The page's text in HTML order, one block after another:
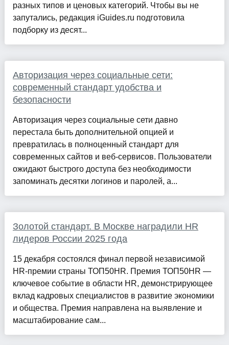
разных типов и ценовых категорий. Чтобы вы не
запутались, редакция iGuides.ru подготовила
подборку из десят...
Авторизация через социальные сети:
современный стандарт удобства и
безопасности
Авторизация через социальные сети давно
перестала быть дополнительной опцией и
превратилась в полноценный стандарт для
современных сайтов и веб-сервисов. Пользователи
ожидают быстрого доступа без необходимости
запоминать десятки логинов и паролей, а...
Золотой стандарт. В Москве наградили HR
лидеров России 2025 года
15 декабря состоялся финал первой независимой
HR-премии страны ТОП50HR. Премия ТОП50HR —
ключевое событие в области HR, демонстрирующее
вклад кадровых специалистов в развитие экономики
и общества. Премия направлена на выявление и
масштабирование сам...